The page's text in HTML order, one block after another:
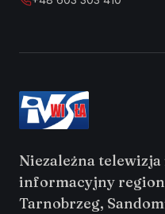
Niezależna
informacyjny
Tarnobrzeg,